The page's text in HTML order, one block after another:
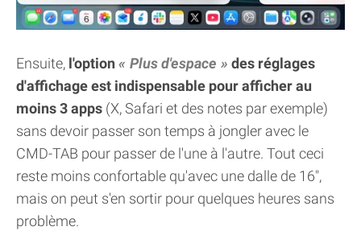
Ensuite, l'option Plus d'espace
des réglages
d'affichage est indispensable pour afficher au
moins 3 apps (X, Safari et des notes par exemple)
sans devoir passer son temps à jongler avec le
CMD-TAB pour passer de l'une à l'autre. Tout ceci
reste moins confortable qu'avec une dalle de 16",
mais on peut s'en sortir pour quelques heures sans
problème.